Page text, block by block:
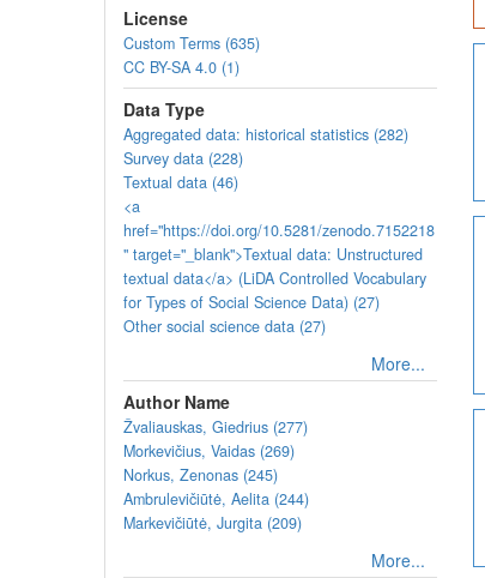
License
Custom Terms (635)
CC BY-SA 4.0 (1)
Data Type
Aggregated data: historical statistics (282)
Survey data (228)
Textual data (46)
<a
href="https://doi.org/10.5281/zenodo.7152218
" target="_blank">Textual data: Unstructured
textual data</a> (LiDA Controlled Vocabulary
for Types of Social Science Data) (27)
Other social science data (27)
More...
Author Name
Žvaliauskas, Giedrius (277)
Morkevičius, Vaidas (269)
Norkus, Zenonas (245)
Ambrulevičiūtė, Aelita (244)
Markevičiūtė, Jurgita (209)
More...